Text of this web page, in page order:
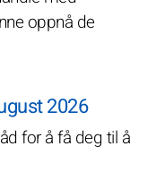
oppnå de
2026
for å få deg til å